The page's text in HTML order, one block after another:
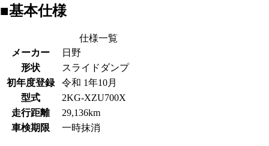
■基本仕様
仕様一覧
メーカー
日野
形状
スライドダンプ
初年度登録
令和 1年10月
型式
2KG-XZU700X
走行距離
29,136km
車検期限
一時抹消